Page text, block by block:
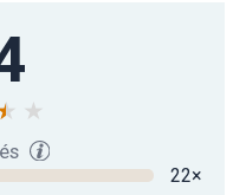
22×